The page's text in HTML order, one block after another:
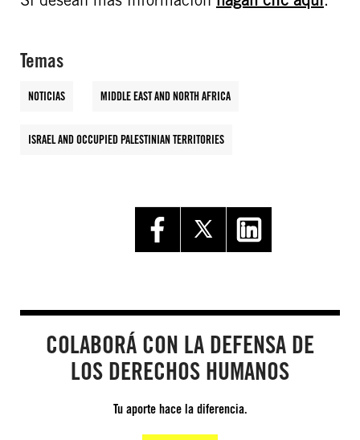
Temas
NOTICIAS MIDDLE EAST AND NORTH AFRICA
ISRAEL AND OCCUPIED PALESTINIAN TERRITORIES
COLABORÁ CON LA DEFENSA DE
LOS DERECHOS HUMANOS
Tu aporte hace la diferencia.